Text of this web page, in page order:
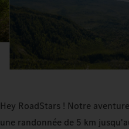
Hey RoadStars ! Notre
une randonnée de 5 km